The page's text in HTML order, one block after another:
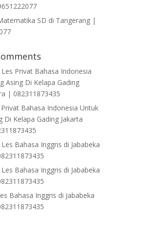
SD di Tangerang |
Les Privat Bahasa Indonesia
Asing Di Kelapa Gading
| 082311873435
Bahasa Indonesia Untuk
Di Kelapa Gading Jakarta
Les Bahasa Inggris di Jababeka
Les Bahasa Inggris di Jababeka
Bahasa Inggris di Jababeka